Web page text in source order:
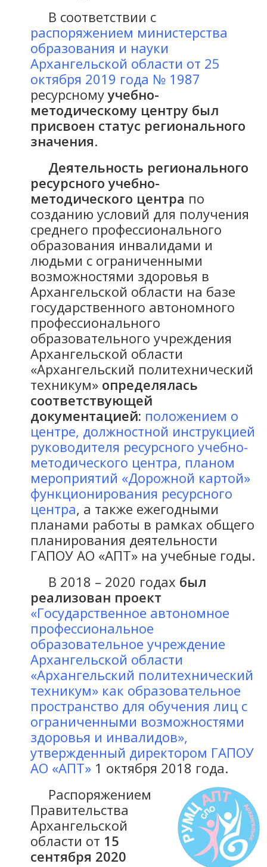
В соответствии с
распоряжением министерства
образования и науки
Архангельской области от 25
октября 2019 года № 1987
ресурсномуучебно-
методическому центру был
присвоен статус регионального
значения.
Деятельность регионального
ресурсного учебно-
методического центра по
созданию условий для получения
среднего профессионального
образования инвалидами и
людьми с ограниченными
возможностями здоровья в
Архангельской области на базе
государственного автономного
профессионального
образовательного учреждения
Архангельской области
«Архангельский политехнический
техникум» определялась
соответствующей
документацией: положением о
центре, должностной инструкцией
руководителя ресурсного учебно-
методического центра, планом
мероприятий «Дорожной картой»
функционирования ресурсного
центра, а также ежегодными
планами работы в рамках общего
планирования деятельности
ГАПОУ АО «АПТ» на учебные годы.
В 2018 – 2020 годах был
реализован проект
«Государственное автономное
профессиональное
образовательное учреждение
Архангельской области
«Архангельский политехнический
техникум» как образовательное
пространство для обучения лиц с
ограниченными возможностями
здоровья и инвалидов»,
утвержденный директором ГАПОУ
АО «АПТ» 1 октября 2018 года.
Распоряжением
Правительства
Архангельской
области от 15
сентября 2020